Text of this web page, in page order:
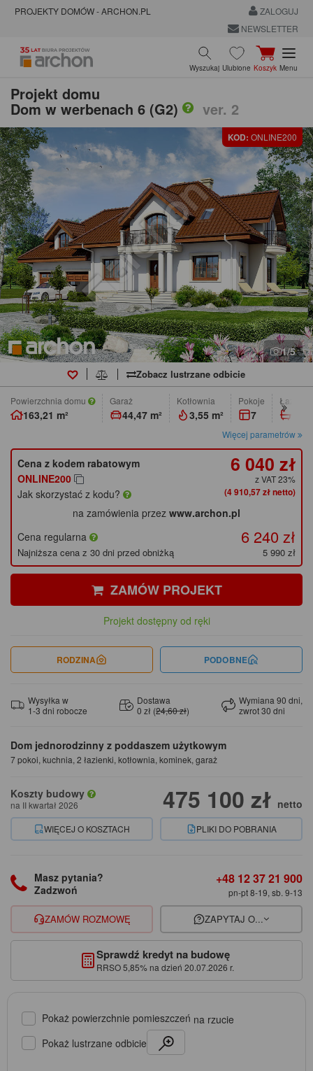
PROJEKTY DOMÓW - ARCHON.PL
ZALOGUJ
NEWSLETTER
Wyszukaj Ulubione Koszyk Menu
Projekt domu
Dom w werbenach 6 (G2) ver. 2
KOD: ONLINE200
1/5
Zobacz lustrzane odbicie
Powierzchnia domu
163,21 m²
Garaż
44,47 m²
Kotłownia
3,55 m²
pokoje
7
Więcej parametrów
Dom jednorodzinny z poddaszem użytkowym
7 pokoi, kuchnia, 2 łazienki, kotłownia, kominek, garaż
Koszty budowy
na II kwartał 2026 475 100 zł netto
WIĘCEJ O KOSZTACH PLIKI DO POBRANIA
Cena z kodem rabatowym
ONLINE200
Jak skorzystać z kodu?
6 040 zł
z VAT 23%
(4 910,57 zł netto)
na zamówienia przez www.archon.pl
Cena regularna
6 240 zł
Najniższa cena z 30 dni przed obniżką 5 990 zł
ZAMÓW PROJEKT
Projekt dostępny od ręki
RODZINA PODOBNE
Wysyłka w
1-3 dni robocze
Dostawa
0 zł (24,60 zł)
Wymiana 90 dni,
zwrot 30 dni
Masz pytania?
Zadzwoń
+48 12 37 21 900
pn-pt 8-19, sb. 9-13
ZAMÓW ROZMOWĘ ZAPYTAJ O...
Sprawdź kredyt na budowę
RRSO 5,85% na dzień 20.07.2026 r.
Pokaż powierzchnie pomieszczeń na rzucie
Pokaż lustrzane odbicie